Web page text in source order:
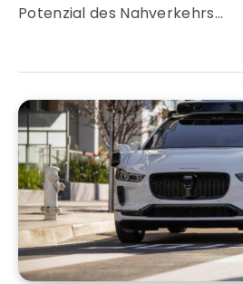
Potenzial des Nahverkehrs…